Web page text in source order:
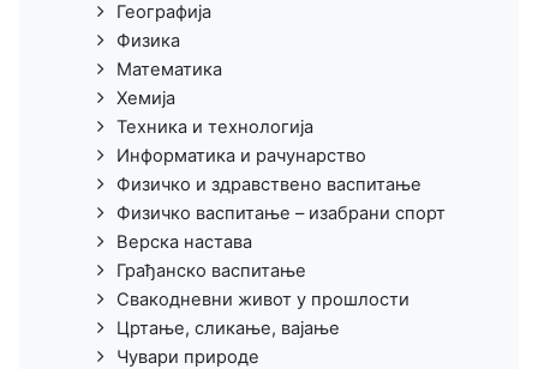
Географија
Физика
Математика
Хемија
Техника и технологија
Информатика и рачунарство
Физичко и здравствено васпитање
Физичко васпитање – изабрани спорт
Верска настава
Грађанско васпитање
Свакодневни живот у прошлости
Цртање, сликање, вајање
Чувари природе